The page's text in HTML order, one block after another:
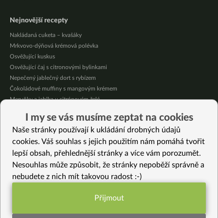
Nejnovější recepty
Nakládaná cuketa – kvašáky
Mrkvovo-dýňová krémová polévka
Osvěžující kuskus
Osvěžující čaj s citronovými bylinkami
Nepečený jablečný dort s rybízem
Čokoládové muffiny s mangovým krémem
Meruňky a jablka v citrónovém želé
Celozrnná rýže basmati se zeleninou
Citrónové muffiny s borůvkovým krémem
Vybrané recepty
Omáčka z pečené zeleniny s křupavým tofu
Dýňový perník
Čajot s tempehem
I my se vás musíme zeptat na cookies
Naše stránky používají k ukládání drobných údajů
cookies. Váš souhlas s jejich použitím nám pomáhá tvořit
lepší obsah, přehlednější stránky a více vám porozumět.
Nesouhlas může způsobit, že stránky nepoběží správně a
nebudete z nich mít takovou radost :-)
Funkční nastavení potřebujeme (vždy
Přijmout